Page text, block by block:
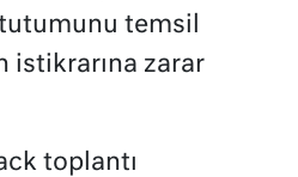
temsil
istikrarına zarar
toplantı